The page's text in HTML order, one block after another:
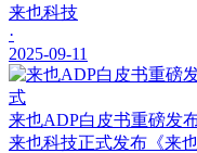
来也科技
·
2025-09-11
来也ADP白皮书重磅发
来也科技正式发布《来